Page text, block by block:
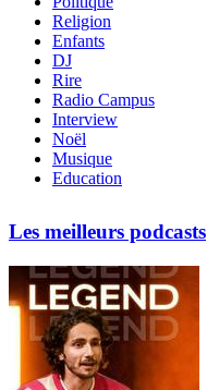
Religion
Enfants
DJ
Rire
Radio Campus
Interview
Noël
Musique
Education
Les meilleurs podcasts